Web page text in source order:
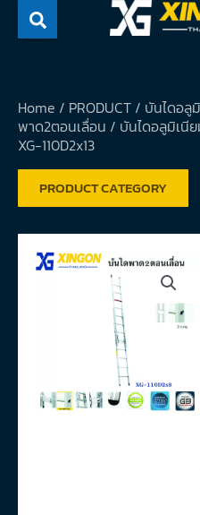
Skip
Home / PRODUCT / บันไดอลู
พาด2ตอนเลื่อน / บันไดอลูมิเนี
XG-110D2x13
PRODUCT CATEGORY